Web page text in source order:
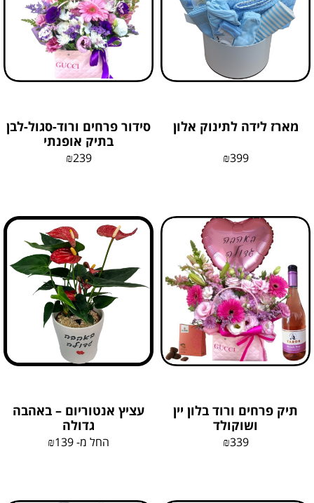
מארז לידה לתינוק אלון
₪399
סידור פרחים ורוד-סגול-לבן
בתיק אופנתי
₪239
תיק פרחים ורוד בלון יין
ושוקולד
₪339
עציץ אנטוריום – באהבה
גדולה
החל מ- ₪139